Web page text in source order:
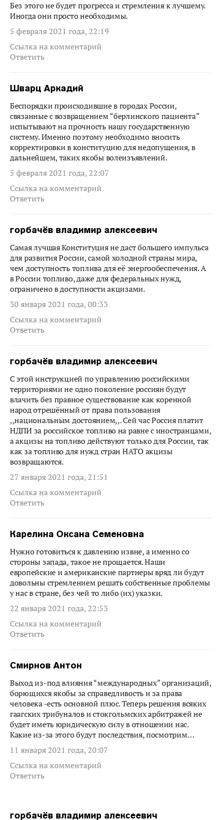
Без этого не будет прогресса и стремления к лучшему.
Иногда они просто необходимы.
5 февраля 2021 года, 22:19
Ссылка на комментарий
Ответить
Шварц Аркадий
Беспорядки происходившие в городах России,
связанные с возвращением “берлинского пациента”
испытывают на прочность нашу государственную
систему. Именно поэтому необходимо вносить
корректировки в конституцию для недопущения, в
дальнейшем, таких якобы волеизъявлений.
5 февраля 2021 года, 22:07
Ссылка на комментарий
Ответить
горбачёв владимир алексеевич
Самая лучшая Конституция не даст большего импульса
для развития России, самой холодной страны мира,
чем доступность топлива для её энергообеспечения. А
в России топливо, даже для федеральных нужд,
ограничено в доступности акцизами.
30 января 2021 года, 00:33
Ссылка на комментарий
Ответить
горбачёв владимир алексеевич
С этой инструкцией по управлению российскими
территориями не одно поколение россиян будут
влачить без правное существование как коренной
народ отрешённый от права пользования
,,национальным достоянием,,. Сей час Россия платит
НДПИ за российское топливо на равне с иностранцами,
а акцизы на топливо действуют только для России, так
как за топливо для нужд стран НАТО акцизы
возвращаются.
27 января 2021 года, 21:51
Ссылка на комментарий
Ответить
Карелина Оксана Семеновна
Нужно готовиться к давлению извне, а именно со
стороны запада, такое не прощается. Наши
европейские и американские партнеры вряд ли будут
довольны стремлением решать собственные проблемы
у нас в стране, без чей то либо (их) указки.
22 января 2021 года, 22:53
Ссылка на комментарий
Ответить
Смирнов Антон
Выход из-под влияния “международных” организаций,
борющихся якобы за справедливость и за права
человека -есть основной плюс. Теперь решения всяких
гаагских трибуналов и стокгольмских арбитражей не
будет иметь юридическую силу в отношении нас.
Какие из-за этого будут последствия, посмотрим…
11 января 2021 года, 20:07
Ссылка на комментарий
Ответить
горбачёв владимир алексеевич